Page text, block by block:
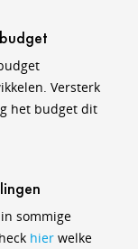
Versterk
het budget dit
sommige
hier welke